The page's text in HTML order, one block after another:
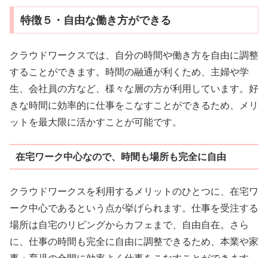
特徴５・自由な働き方ができる
クラウドワークスでは、自分の時間や働き方を自由に調整
することができます。時間の融通が利くため、主婦や学
生、会社員の方など、様々な層の方が利用しています。好
きな時間に効率的に仕事をこなすことができるため、メリ
ットを最大限に活かすことが可能です。
在宅ワーク中心なので、時間も場所も完全に自由
クラウドワークスを利用するメリットのひとつに、在宅ワ
ーク中心であるという点が挙げられます。仕事を受注する
場所は自宅のリビングからカフェまで、自由自在。さら
に、仕事の時間も完全に自由に調整できるため、本業や家